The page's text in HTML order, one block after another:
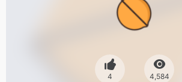
4 4,584